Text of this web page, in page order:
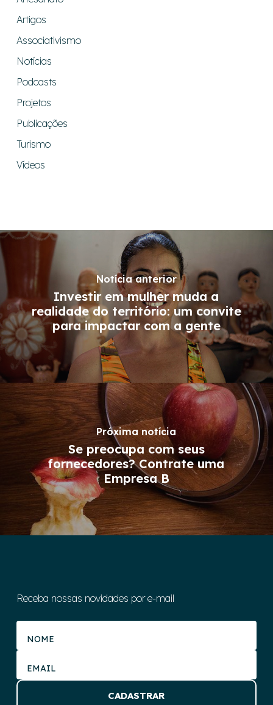
Artigos
Associativismo
Notícias
Podcasts
Projetos
Publicações
Turismo
Vídeos
Notícia anterior
Investir em mulher muda a
realidade do território: um convite
para impactar com a gente
Próxima notícia
Se preocupa com seus
fornecedores? Contrate uma
Empresa B
Receba nossas novidades por e-mail